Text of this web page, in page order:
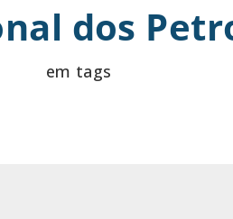
dos
em tags